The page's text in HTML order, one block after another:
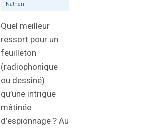
Nathan
Quel meilleur
ressort pour un
feuilleton
(radiophonique
ou dessiné)
qu’une intrigue
mâtinée
d’espionnage ? Au